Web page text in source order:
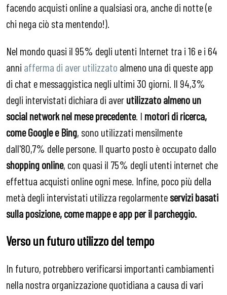
facendo acquisti online a qualsiasi ora, anche di notte (e
chi nega ciò sta mentendo!).
Nel mondo quasi il 95% degli utenti Internet tra i 16 e i 64
anni afferma di aver utilizzato almeno una di queste app
di chat e messaggistica negli ultimi 30 giorni. Il 94,3%
degli intervistati dichiara di averutilizzato almeno un
social network nel mese precedente. I motori di ricerca,
come Google e Bing, sono utilizzati mensilmente
dall'80,7% delle persone. Il quarto posto è occupato dallo
shopping online, con quasi il 75% degli utenti internet che
effettua acquisti online ogni mese. Infine, poco più della
metà degli intervistati utilizza regolarmenteservizi basati
sulla posizione, come mappe e app per il parcheggio.
Verso un futuro utilizzo del tempo
In futuro, potrebbero verificarsi importanti cambiamenti
nella nostra organizzazione quotidiana a causa di vari